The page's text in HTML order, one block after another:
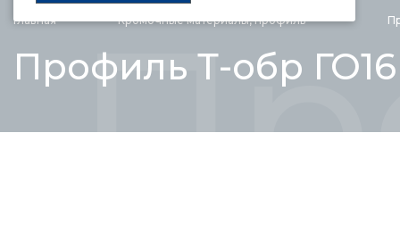
Главная Кромочные материалы,профиль
Профиль Т-обр